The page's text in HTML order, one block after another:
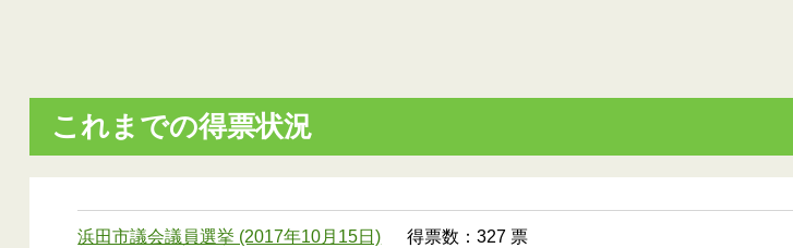
これまでの得票状況
浜田市議会議員選挙 (2017年10月15日) 得票数：327 票